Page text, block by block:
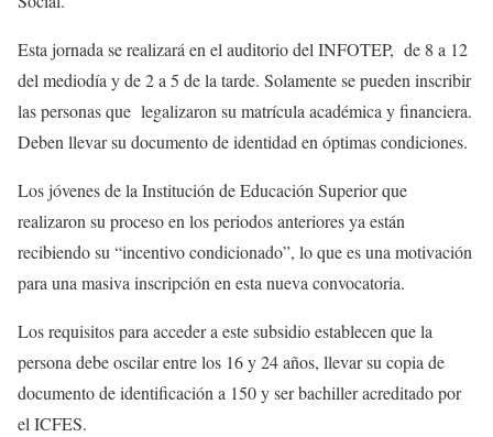
Esta jornada se realizará en el auditorio del INFOTEP, de 8 a 12
del mediodía y de 2 a 5 de la tarde. Solamente se pueden inscribir
las personas que legalizaron su matrícula académica y financiera.
Deben llevar su documento de identidad en óptimas condiciones.
Los jóvenes de la Institución de Educación Superior que
realizaron su proceso en los periodos anteriores ya están
recibiendo su “incentivo condicionado”, lo que es una motivación
para una masiva inscripción en esta nueva convocatoria.
Los requisitos para acceder a este subsidio establecen que la
persona debe oscilar entre los 16 y 24 años, llevar su copia de
documento de identificación a 150 y ser bachiller acreditado por
el ICFES.